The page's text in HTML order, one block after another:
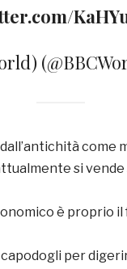
come
si vende
è proprio
per